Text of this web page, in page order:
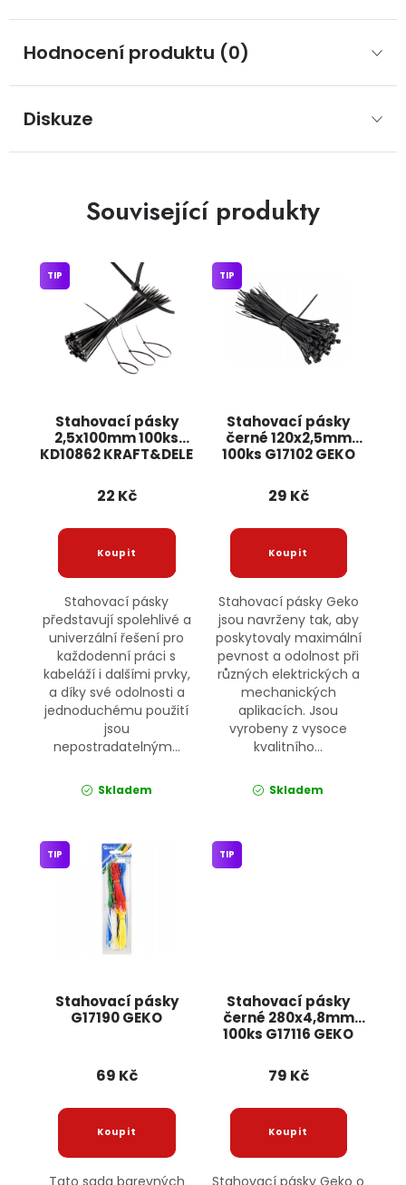
Hodnocení produktu (0)
Diskuze
Související produkty
Stahovací pásky
2,5x100mm 100ks
KD10862 KRAFT&DELE
TIP
22 Kč
Stahovací pásky
představují spolehlivé a
univerzální řešení pro
každodenní práci s
kabeláží i dalšími prvky,
a díky své odolnosti a
jednoduchému použití
jsou
nepostradatelným...
Skladem
Stahovací pásky
černé 120x2,5mm
100ks G17102 GEKO
TIP
29 Kč
Stahovací pásky Geko
jsou navrženy tak, aby
poskytovaly maximální
pevnost a odolnost při
různých elektrických a
mechanických
aplikacích. Jsou
vyrobeny z vysoce
kvalitního...
Skladem
Stahovací pásky
G17190 GEKO
TIP
69 Kč
Tato sada barevných
Stahovací pásky
černé 280x4,8mm
100ks G17116 GEKO
TIP
79 Kč
Stahovací pásky Geko o